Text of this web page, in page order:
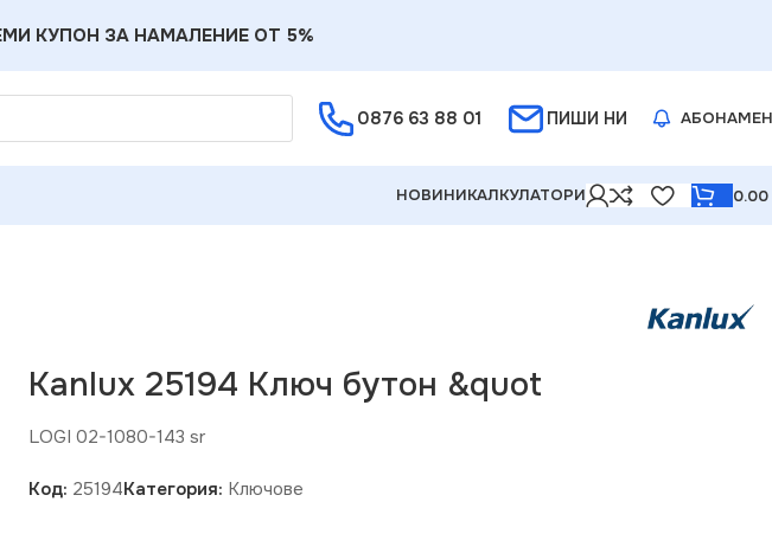
КУПОН ЗА НАМАЛЕНИЕ ОТ 5%
0876 63 88 01 ПИШИ НИ
НОВИНИКАЛКУЛАТОРИ 0.00
Kanlux 25194 Ключ бутон &quot
LOGI 02-1080-143 sr
Код: 25194Категория: Ключове